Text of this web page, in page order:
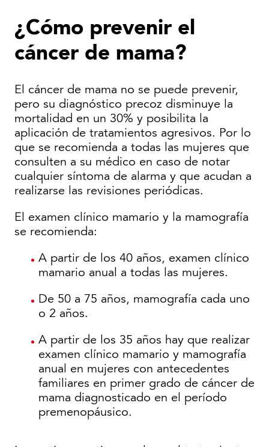
¿Cómo prevenir el
cáncer de mama?
El cáncer de mama no se puede prevenir,
pero su diagnóstico precoz disminuye la
mortalidad en un 30% y posibilita la
aplicación de tratamientos agresivos. Por lo
que se recomienda a todas las mujeres que
consulten a su médico en caso de notar
cualquier síntoma de alarma y que acudan a
realizarse las revisiones periódicas.
El examen clínico mamario y la mamografía
se recomienda:
A partir de los 40 años, examen clínico
mamario anual a todas las mujeres.
De 50 a 75 años, mamografía cada uno
o 2 años.
A partir de los 35 años hay que realizar
examen clínico mamario y mamografía
anual en mujeres con antecedentes
familiares en primer grado de cáncer de
mama diagnosticado en el período
premenopáusico.